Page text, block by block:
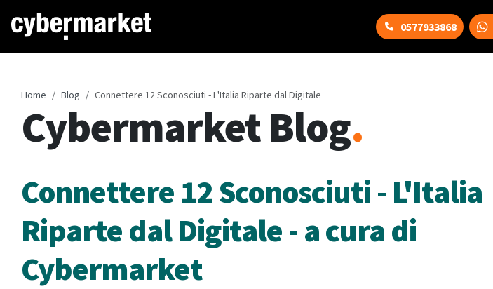
0577933868
Home Blog Connettere 12 Sconosciuti - L'Italia Riparte dal Digitale
Cybermarket Blog.
Connettere 12 Sconosciuti - L'Italia
Riparte dal Digitale - a cura di
Cybermarket